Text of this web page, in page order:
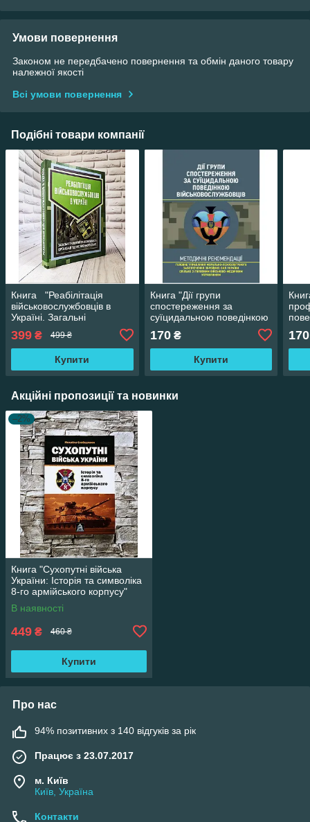
Умови повернення
Законом не передбачено повернення та обмін даного товару
належної якості
Всі умови повернення
Подібні товари компанії
Книга "Реабілітація
військовослужбовців в
Україні. Загальні
воєнного стану"
399 ₴ 499 ₴
Купити
Книга "Дії групи
спостереження за
суїцидальною поведінкою
170₴
Купити
170
Акційні пропозиції та новинки
–2%
Книга "Сухопутні війська
України: Історія та символіка
8-го армійського корпусу"
Михайло Слободянюк
В наявності
449 ₴ 460 ₴
Купити
Про нас
94% позитивних з 140 відгуків за рік
Працює з 23.07.2017
м. Київ
Київ, Україна
Контакти